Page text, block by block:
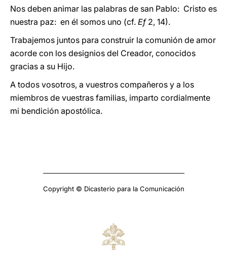
Nos deben animar las palabras de san Pablo: Cristo es
nuestra paz: en él somos uno (cf. Ef 2, 14).
Trabajemos juntos para construir la comunión de amor
acorde con los designios del Creador, conocidos
gracias a su Hijo.
A todos vosotros, a vuestros compañeros y a los
miembros de vuestras familias, imparto cordialmente
mi bendición apostólica.
Copyright © Dicasterio para la Comunicación